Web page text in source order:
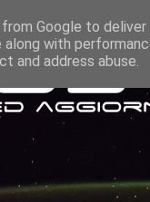
Google to
along with
and address abuse.